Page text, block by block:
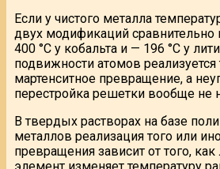
Если у чистого металла
двух модификаций сравнительно
400 °С у кобальта и — 196 °С у
подвижности атомов реализуется
мартенситное превращение, а
перестройка решетки вообще не
В твердых растворах на базе
металлов реализация того или
превращения зависит от того,